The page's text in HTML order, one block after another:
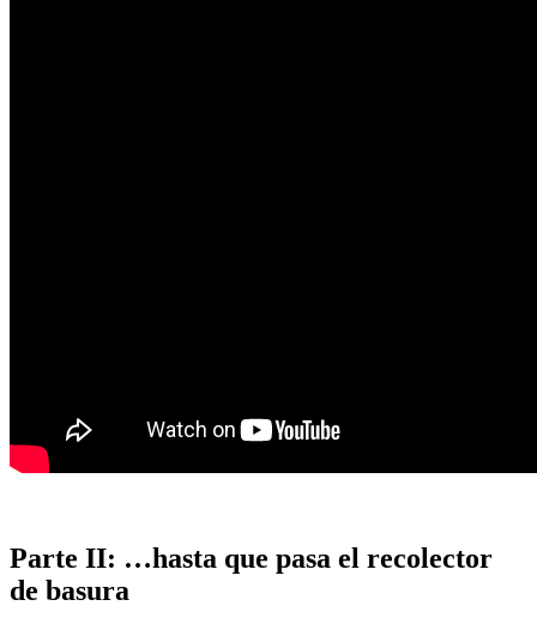
Parte II: …hasta que pasa el recolector
de basura